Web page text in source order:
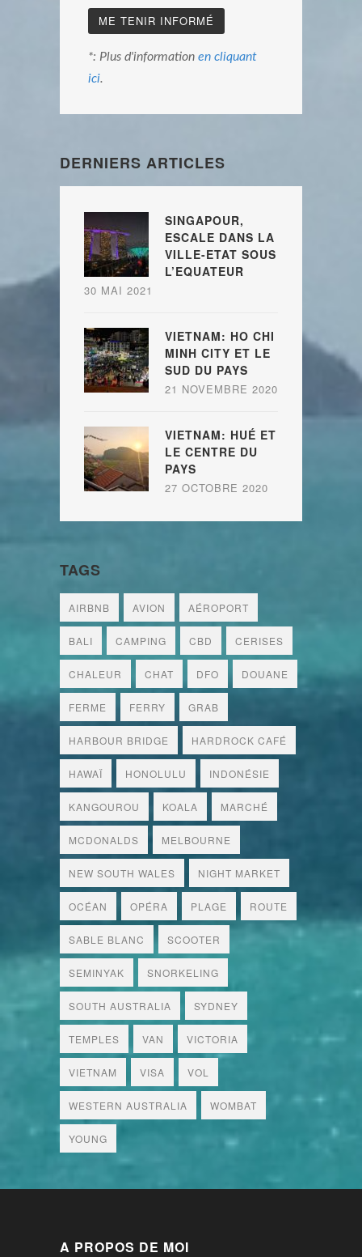
*: Plus d'information en cliquant
ici.
DERNIERS ARTICLES
SINGAPOUR,
ESCALE DANS LA
VILLE-ETAT SOUS
L’EQUATEUR
30 MAI 2021
VIETNAM: HO CHI
MINH CITY ET LE
SUD DU PAYS
21 NOVEMBRE 2020
VIETNAM: HUÉ ET
LE CENTRE DU
PAYS
27 OCTOBRE 2020
TAGS
AIRBNB AVION AÉROPORT
BALI CAMPING CBD CERISES
CHALEUR CHAT DFO DOUANE
FERME FERRY GRAB
HARBOUR BRIDGE HARDROCK CAFÉ
HAWAÏ HONOLULU INDONÉSIE
KANGOUROU KOALA MARCHÉ
MCDONALDS MELBOURNE
NEW SOUTH WALES NIGHT MARKET
OCÉAN OPÉRA PLAGE ROUTE
SABLE BLANC SCOOTER
SEMINYAK SNORKELING
SOUTH AUSTRALIA SYDNEY
TEMPLES VAN VICTORIA
VIETNAM VISA VOL
WESTERN AUSTRALIA WOMBAT
YOUNG
A PROPOS DE MOI